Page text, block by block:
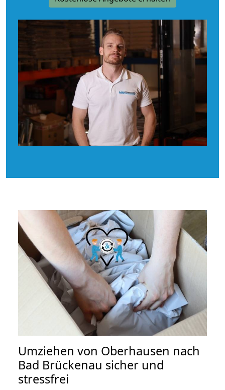
Umziehen von Oberhausen nach
Bad Brückenau sicher und
stressfrei